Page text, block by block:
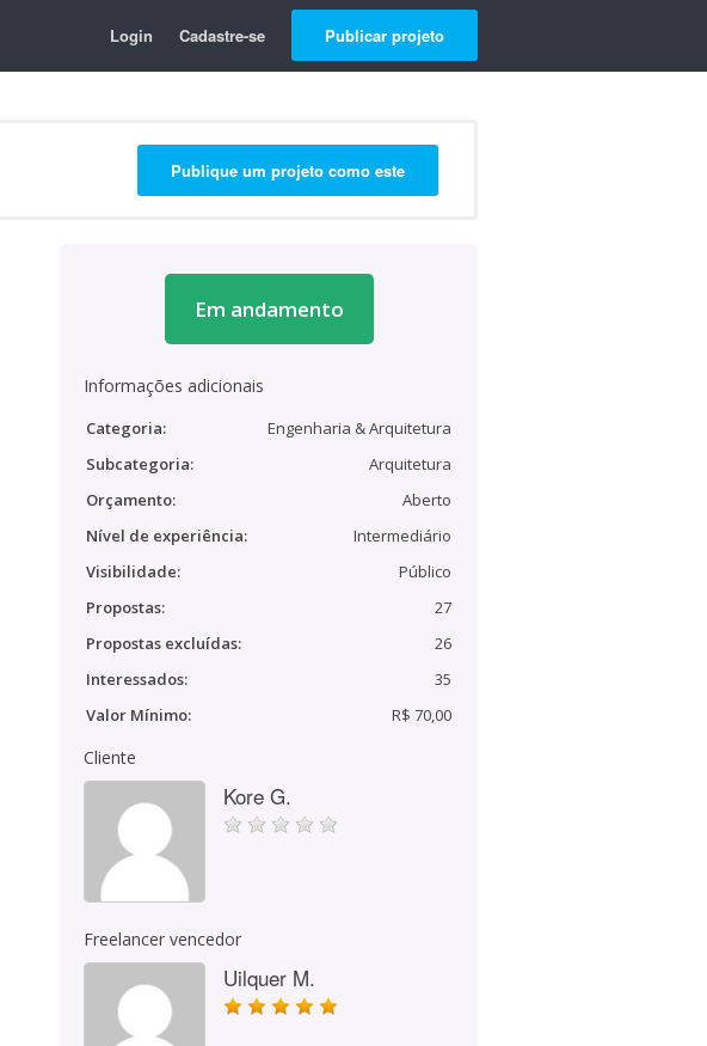
Login Cadastre-se Publicar projeto
Publique um projeto como este
Em andamento
Informações adicionais
Categoria:
Engenharia & Arquitetura
Subcategoria:
Arquitetura
Orçamento:
Aberto
Nível de experiência:
Intermediário
Visibilidade:
Público
Propostas:
27
Propostas excluídas:
26
Interessados:
35
Valor Mínimo:
R$ 70,00
Cliente
Kore G.
Freelancer vencedor
Uilquer M.